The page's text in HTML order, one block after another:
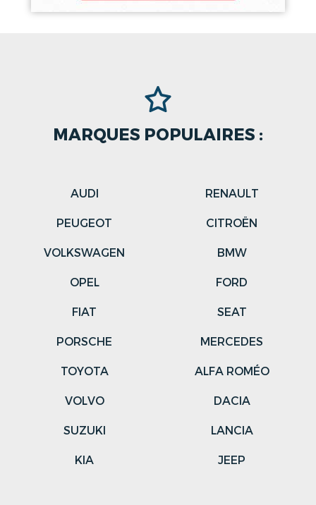
MARQUES POPULAIRES :
AUDI
RENAULT
PEUGEOT
CITROËN
VOLKSWAGEN
BMW
OPEL
FORD
FIAT
SEAT
PORSCHE
MERCEDES
TOYOTA
ALFA ROMÉO
VOLVO
DACIA
SUZUKI
LANCIA
KIA
JEEP